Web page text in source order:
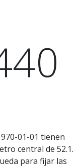
01-01 tienen
central de 52.1.
para fijar las